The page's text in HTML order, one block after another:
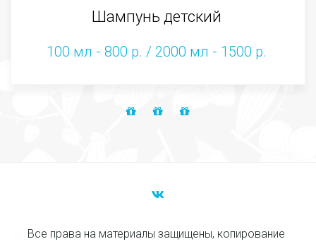
Шампунь детский
100 мл - 800 р. / 2000 мл - 1500 р.
Все права на материалы защищены, копирование